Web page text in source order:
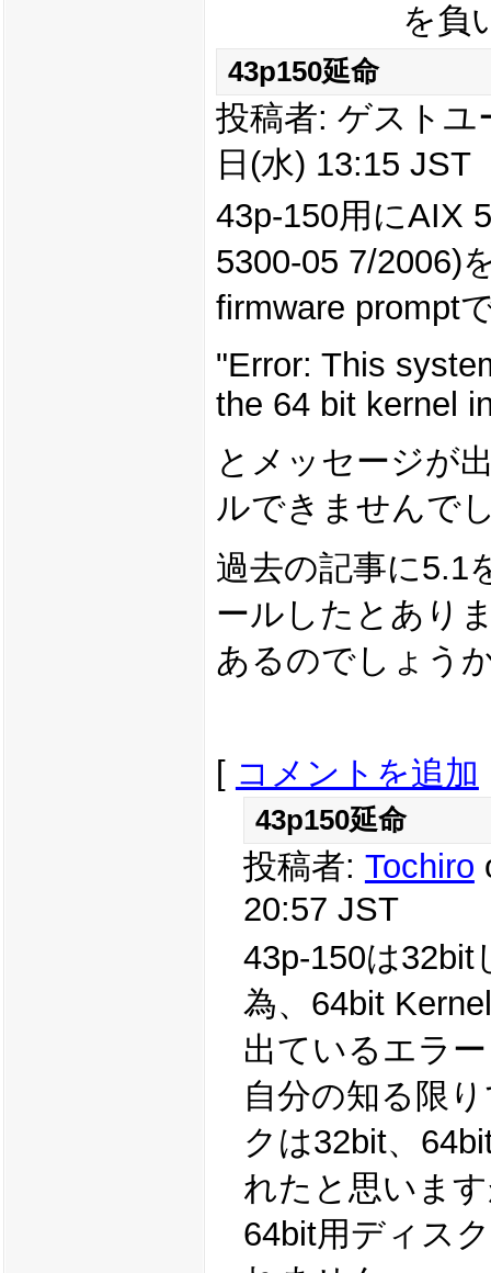
を負
43p150延命
投稿者: ゲストユ
日(水) 13:15 JST
43p-150用にAIX
5300-05 7/2006)
firmware prompt
"Error: This
the 64 bit kernel
とメッセージが
ルできませんで
過去の記事に5.1
ールしたとあり
あるのでしょう
[ コメントを追加
43p150延命
投稿者: Tochiro
20:57 JST
43p-150は32bit
為、64bit
出ているエラ
自分の知る限
クは32bit、
れたと思いま
64bit用ディス